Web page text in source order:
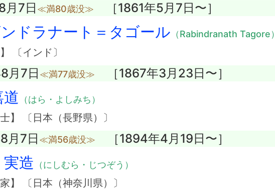
月7日 ≪満80歳没≫ ［1861年5月7日〜］
ドラナート＝タゴール （Rabindranath Tagore）
〔インド〕
月7日 ≪満77歳没≫ ［1867年3月23日〜］
道 （はら・よしみち）
士】 〔日本（長野県）〕
月7日 ≪満56歳没≫ ［1894年4月19日〜］
造 （にしむら・じつぞう）
家】 〔日本（神奈川県）〕